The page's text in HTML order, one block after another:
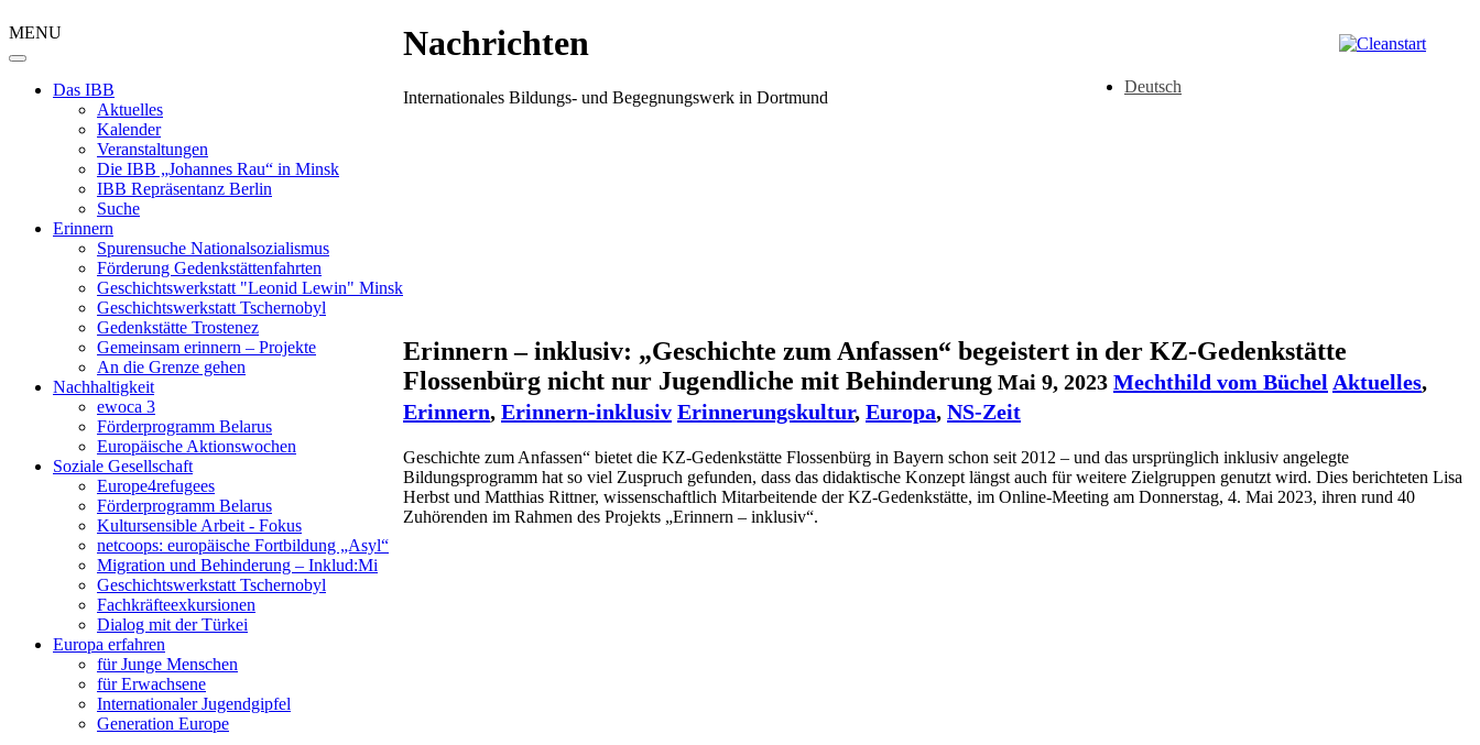
Deutsch
MENU
Das IBB
Aktuelles
Kalender
Veranstaltungen
Die IBB „Johannes Rau“ in Minsk
IBB Repräsentanz Berlin
Suche
Erinnern
Spurensuche Nationalsozialismus
Förderung Gedenkstättenfahrten
Geschichtswerkstatt "Leonid Lewin" Minsk
Geschichtswerkstatt Tschernobyl
Gedenkstätte Trostenez
Gemeinsam erinnern – Projekte
An die Grenze gehen
Nachhaltigkeit
ewoca 3
Förderprogramm Belarus
Europäische Aktionswochen
Soziale Gesellschaft
Europe4refugees
Förderprogramm Belarus
Kultursensible Arbeit - Fokus
netcoops: europäische Fortbildung „Asyl“
Migration und Behinderung – Inklud:Mi
Geschichtswerkstatt Tschernobyl
Fachkräfteexkursionen
Dialog mit der Türkei
Europa erfahren
für Junge Menschen
für Erwachsene
Internationaler Jugendgipfel
Generation Europe
Nachrichten
Internationales Bildungs- und Begegnungswerk in Dortmund
Erinnern – inklusiv: „Geschichte zum Anfassen“ begeistert in der KZ-Gedenkstätte
Flossenbürg nicht nur Jugendliche mit Behinderung Mai 9, 2023 Mechthild vom Büchel Aktuelles,
Erinnern, Erinnern-inklusiv Erinnerungskultur, Europa, NS-Zeit
Geschichte zum Anfassen“ bietet die KZ-Gedenkstätte Flossenbürg in Bayern schon seit 2012 – und das ursprünglich inklusiv angelegte
Bildungsprogramm hat so viel Zuspruch gefunden, dass das didaktische Konzept längst auch für weitere Zielgruppen genutzt wird. Dies berichteten Lisa
Herbst und Matthias Rittner, wissenschaftlich Mitarbeitende der KZ-Gedenkstätte, im Online-Meeting am Donnerstag, 4. Mai 2023, ihren rund 40
Zuhörenden im Rahmen des Projekts „Erinnern – inklusiv“.